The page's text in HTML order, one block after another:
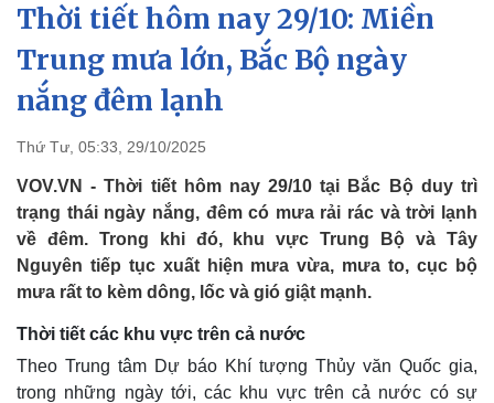
Chính trị
Đảng
Tổ chức nhân sự
Quốc hội
Nhận diện sự thật
Xã hội
Tin 24h
Dự báo thời tiết
Thời tiết hôm nay 29/10: Miền
Trung mưa lớn, Bắc Bộ ngày
nắng đêm lạnh
Thứ Tư, 05:33, 29/10/2025
VOV.VN - Thời tiết hôm nay 29/10 tại Bắc Bộ duy trì
trạng thái ngày nắng, đêm có mưa rải rác và trời lạnh
về đêm. Trong khi đó, khu vực Trung Bộ và Tây
Nguyên tiếp tục xuất hiện mưa vừa, mưa to, cục bộ
mưa rất to kèm dông, lốc và gió giật mạnh.
Thời tiết các khu vực trên cả nước
Theo Trung tâm Dự báo Khí tượng Thủy văn Quốc gia,
trong những ngày tới, các khu vực trên cả nước có sự